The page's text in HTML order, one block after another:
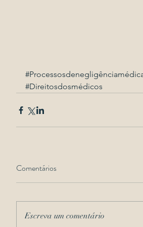
#Direitosdosmédicos
Comentários
Escreva um comentário